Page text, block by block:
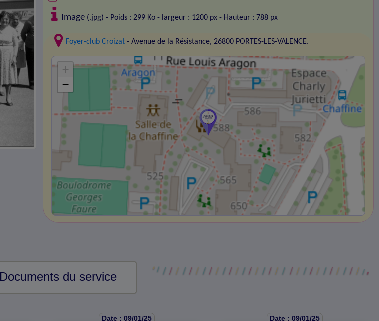
Image (.jpg) - Poids : 299 Ko - largeur : 1200 px - Hauteur : 788 px
Foyer-club Croizat - Avenue de la Résistance, 26800 PORTES-LES-VALENCE.
+
−
Documents du service
Date : 09/01/25 Date : 09/01/25